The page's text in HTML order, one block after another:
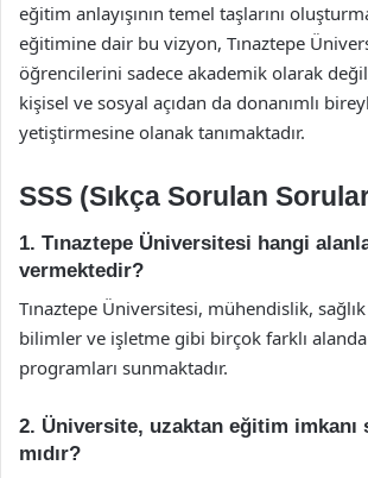
eğitim anlayışının temel taşlarını
eğitimine dair bu vizyon, Tınaztepe
öğrencilerini sadece akademik olarak
kişisel ve sosyal açıdan da donanımlı
yetiştirmesine olanak tanımaktadır.
SSS (Sıkça Sorulan
1. Tınaztepe Üniversitesi hangi
vermektedir?
Tınaztepe Üniversitesi, mühendislik,
bilimler ve işletme gibi birçok farklı
programları sunmaktadır.
2. Üniversite, uzaktan eğitim imkanı
mıdır?